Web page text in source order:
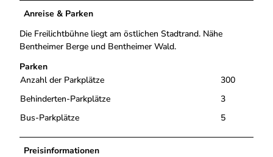
Anreise & Parken
Die Freilichtbühne liegt am östlichen Stadtrand. Nähe
Bentheimer Berge und Bentheimer Wald.
Parken
Anzahl der Parkplätze
300
Behinderten-Parkplätze
3
Bus-Parkplätze
5
Preisinformationen